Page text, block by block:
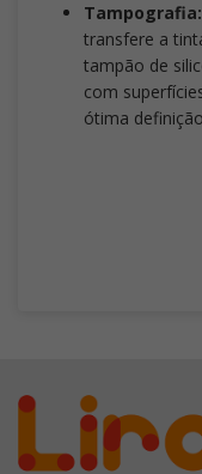
Tampografia:
transfere a
tampão de
com
ótima